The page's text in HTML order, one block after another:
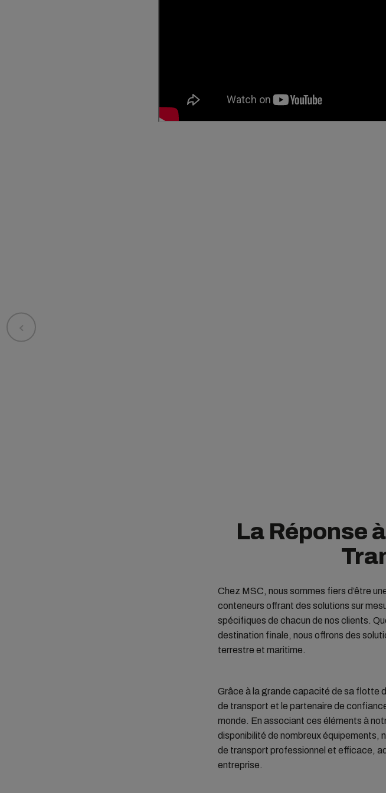
La Réponse
Chez MSC, nous sommes fiers d’être
conteneurs offrant des solutions sur
spécifiques de chacun de nos clients.
destination finale, nous offrons des
terrestre et maritime.
Grâce à la grande capacité de sa flotte
de transport et le partenaire de
monde. En associant ces éléments à
disponibilité de nombreux équipements,
de transport professionnel et efficace,
entreprise.